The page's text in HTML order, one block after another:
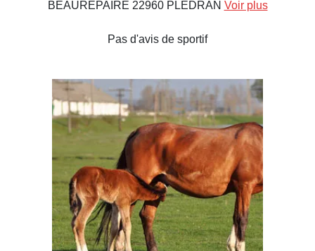
BEAUREPAIRE 22960 PLEDRAN Voir plus
Pas d'avis de sportif